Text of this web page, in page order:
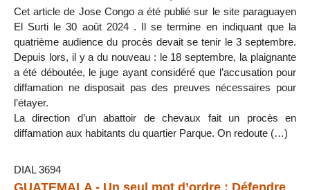
Cet article de Jose Congo a été publié sur le site paraguayen
El Surti le 30 août 2024 . Il se termine en indiquant que la
quatrième audience du procès devait se tenir le 3 septembre.
Depuis lors, il y a du nouveau : le 18 septembre, la plaignante
a été déboutée, le juge ayant considéré que l’accusation pour
diffamation ne disposait pas des preuves nécessaires pour
l’étayer.
La direction d’un abattoir de chevaux fait un procès en
diffamation aux habitants du quartier Parque. On redoute (…)
DIAL 3694
GUATEMALA - Un seul mot d’ordre : Défendre